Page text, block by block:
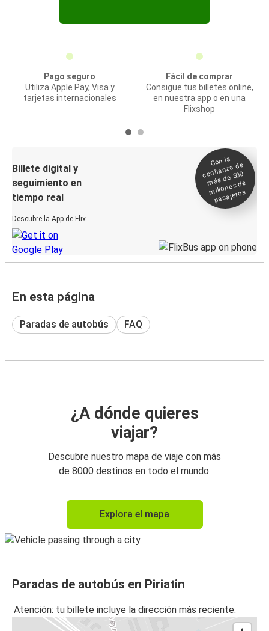
Pago seguro
Utiliza Apple Pay, Visa y
tarjetas internacionales
Fácil de comprar
Consigue tus billetes online,
en nuestra app o en una
Flixshop
Billete digital y
seguimiento en
tiempo real
Descubre la App de Flix
Con la
confianza de
más de 500
millones de
pasajeros
En esta página
Paradas de autobús FAQ
¿A dónde quieres
viajar?
Descubre nuestro mapa de viaje con más
de 8000 destinos en todo el mundo.
Explora el mapa
Paradas de autobús en Piriatin
Atención: tu billete incluye la dirección más reciente.